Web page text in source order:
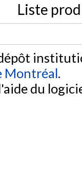
Liste
Montréal.
du